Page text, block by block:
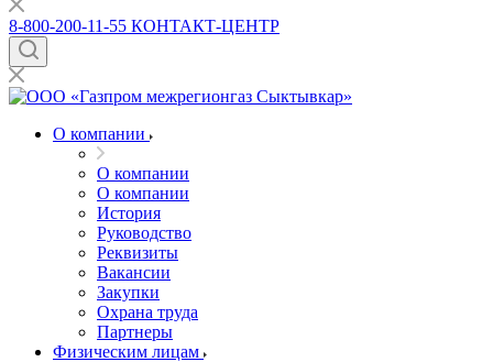
8-800-200-11-55 КОНТАКТ-ЦЕНТР
О компании
О компании
О компании
История
Руководство
Реквизиты
Вакансии
Закупки
Охрана труда
Партнеры
Физическим лицам